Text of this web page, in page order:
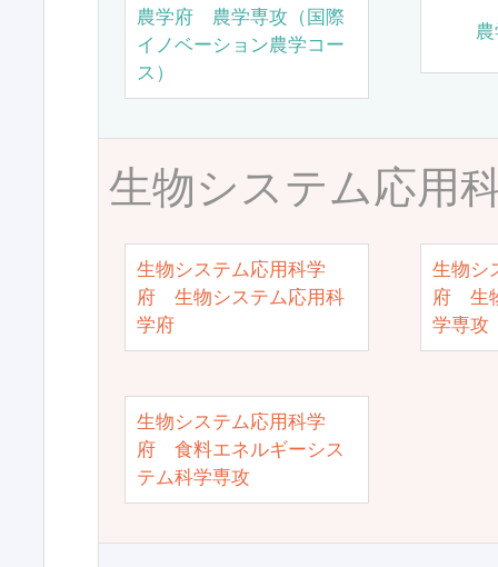
農学府 農学専攻（国際
イノベーション農学コー
ス）
生物システム応用
生物システム応用科学
府 生物システム応用科
学府
生物シ
府 生
学専攻
生物システム応用科学
府 食料エネルギーシス
テム科学専攻